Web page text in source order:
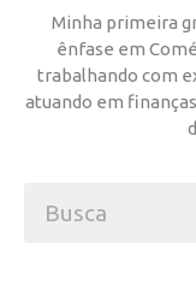
Minha primeira
ênfase em
trabalhando com
atuando em